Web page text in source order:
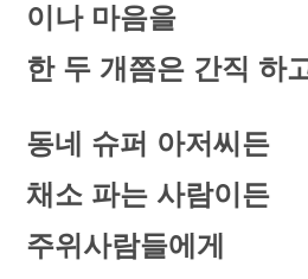
이나 마음을
한 두 개쯤은 간직 하
동네 슈퍼 아저씨든
채소 파는 사람이든
주위사람들에게